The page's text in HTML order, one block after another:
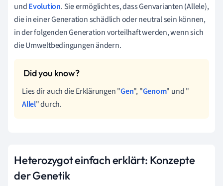
undEvolution. Sie ermöglicht es, dass Genvarianten (Allele),
die in einer Generation schädlich oder neutral sein können,
in der folgenden Generation vorteilhaft werden, wenn sich
die Umweltbedingungen ändern.
Lies dir auch die Erklärungen "Gen", "Genom" und "
Allel" durch.
Heterozygot einfach erklärt: Konzepte
der Genetik